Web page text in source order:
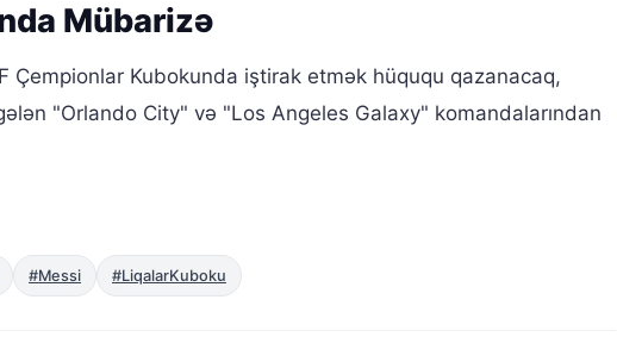
Mübarizə
Çempionlar Kubokunda iştirak etmək hüququ qazanacaq,
"Orlando City" və "Los Angeles Galaxy" komandalarından
#Messi #LiqalarKuboku